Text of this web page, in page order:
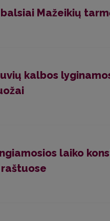
Mažeikių
kalbos
laiko